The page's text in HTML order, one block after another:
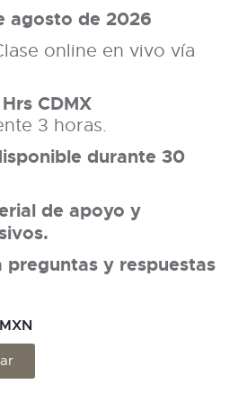
agosto de 2026
online en vivo vía
CDMX
3 horas.
durante 30
de apoyo y
preguntas y respuestas